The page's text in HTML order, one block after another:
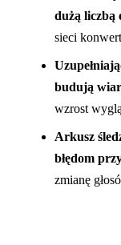
dużą liczbą
sieci
budują
wzrost
Arkusz
błędom
zmianę